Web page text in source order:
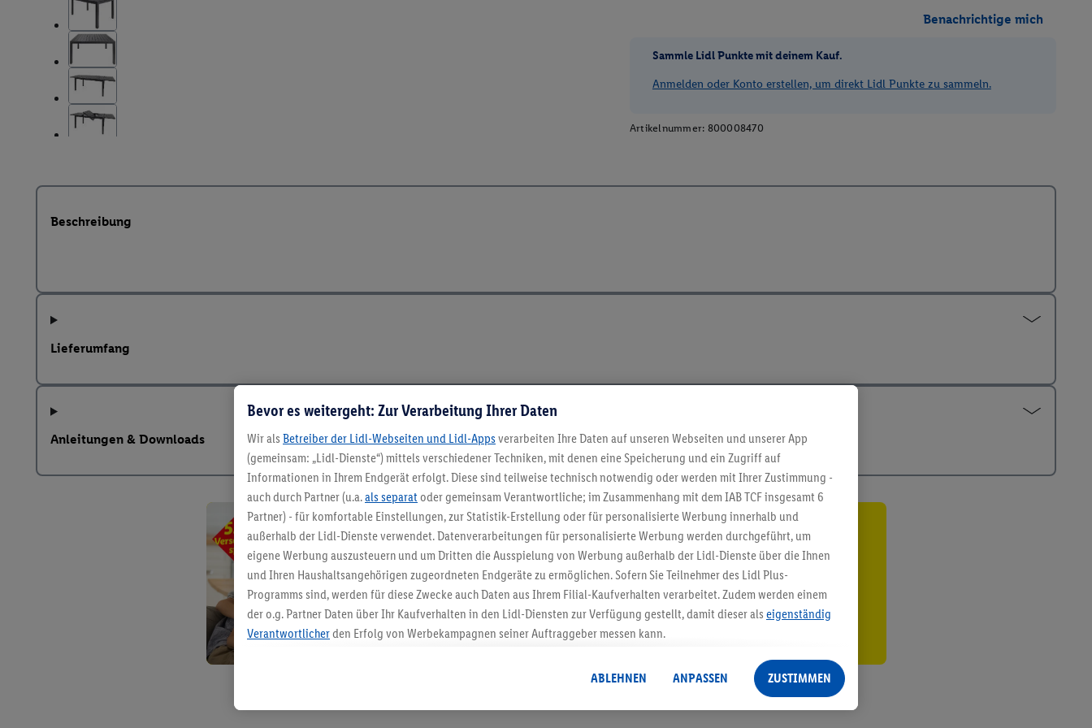
Benachrichtige mich
Sammle Lidl Punkte mit deinem Kauf.
Anmelden oder Konto erstellen, um direkt Lidl Punkte zu sammeln.
Artikelnummer: 800008470
Beschreibung
Lieferumfang
Anleitungen & Downloads
5.95 € Versand sparen³²ᵃ
Jetzt zum Newsletter anmelden
Gutschein sichern!
Bevor es weitergeht: Zur Verarbeitung Ihrer Daten
Wir als Betreiber der Lidl-Webseiten und Lidl-Apps verarbeiten Ihre Daten auf unseren Webseiten und unserer App
(gemeinsam: „Lidl-Dienste“) mittels verschiedener Techniken, mit denen eine Speicherung und ein Zugriff auf
Informationen in Ihrem Endgerät erfolgt. Diese sind teilweise technisch notwendig oder werden mit Ihrer Zustimmung -
auch durch Partner (u.a.als separat oder gemeinsam Verantwortliche; im Zusammenhang mit dem IAB TCF insgesamt 6
Partner) - für komfortable Einstellungen, zur Statistik-Erstellung oder für personalisierte Werbung innerhalb und
außerhalb der Lidl-Dienste verwendet. Datenverarbeitungen für personalisierte Werbung werden durchgeführt, um
eigene Werbung auszusteuern und um Dritten die Ausspielung von Werbung außerhalb der Lidl-Dienste über die Ihnen
und Ihren Haushaltsangehörigen zugeordneten Endgeräte zu ermöglichen. Sofern Sie Teilnehmer des Lidl Plus-
Programms sind, werden für diese Zwecke auch Daten aus Ihrem Filial-Kaufverhalten verarbeitet. Zudem werden einem
der o.g. Partner Daten über Ihr Kaufverhalten in den Lidl-Diensten zur Verfügung gestellt, damit dieser als eigenständig
Verantwortlicherden Erfolg von Werbekampagnen seiner Auftraggeber messen kann.
angereicherten Profilen. Dies umfasst die Zusammenführung von Daten (z.B. über Ihre Nutzung der Lidl-Dienste, Ihr
Kaufverhalten in den Lidl-Diensten, Informationen aus Ihrem Kundenkonto - z.B. Alter oder Geschlecht - sowie Ihre
genauen Standortdaten) auch über verschiedene Endgeräte und Lidl-Dienste hinweg einschließlich dem Speichern von
ABLEHNEN ANPASSEN ZUSTIMMEN